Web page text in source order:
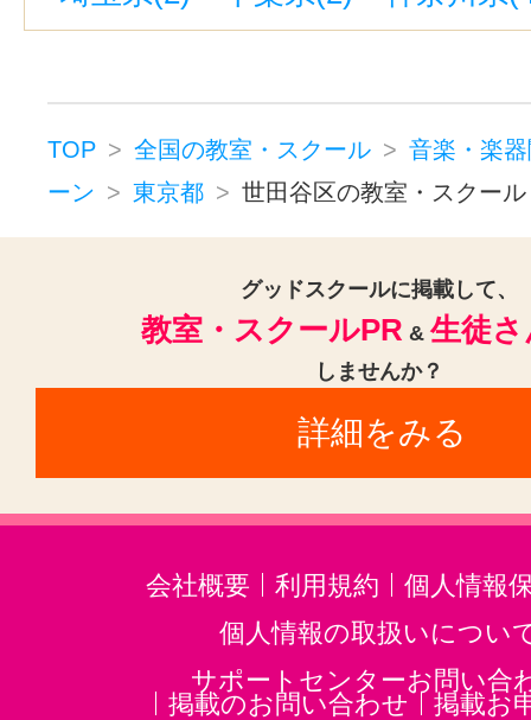
ハーモニカ(3)
チューバ(3)
フ
サックス(9)
トランペット(9)
クラリネット(9)
ゴスペル(3)
民族楽器(3)
二胡(9)
三味線(9)
邦楽・J-POP(9)
音楽・楽器その他(9)
TOP 全国の教室・スクール
音楽・楽
ーン
東京都 世田谷区の教室・スクール
グッドスクールに掲載して、
教室・スクールPR & 生徒
しませんか？
詳細をみる
会社概要 利用規約
個人情報
個人情報の取扱いについ
サポートセンターお問い合
掲載のお問い合わせ
掲載お